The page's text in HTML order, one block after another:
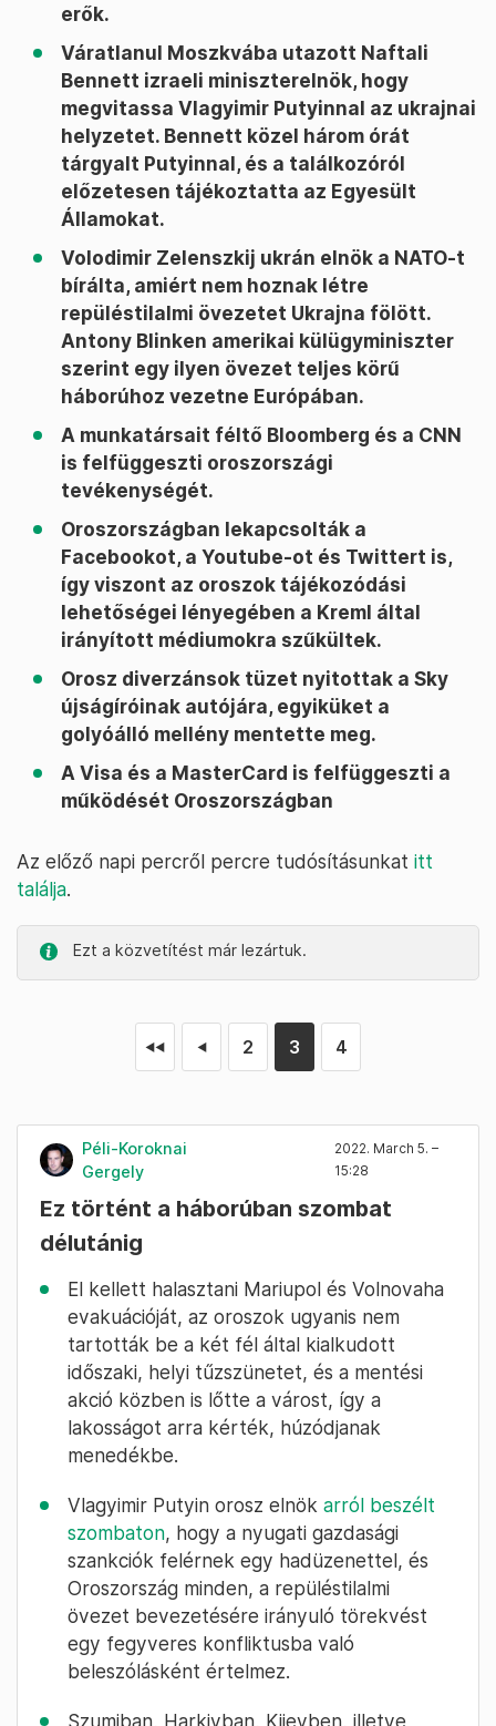
erők.
Váratlanul Moszkvába utazott Naftali
Bennett izraeli miniszterelnök, hogy
megvitassa Vlagyimir Putyinnal az ukrajnai
helyzetet. Bennett közel három órát
tárgyalt Putyinnal, és a találkozóról
előzetesen tájékoztatta az Egyesült
Államokat.
Volodimir Zelenszkij ukrán elnök a NATO-t
bírálta, amiért nem hoznak létre
repüléstilalmi övezetet Ukrajna fölött.
Antony Blinken amerikai külügyminiszter
szerint egy ilyen övezet teljes körű
háborúhoz vezetne Európában.
A munkatársait féltő Bloomberg és a CNN
is felfüggeszti oroszországi
tevékenységét.
Oroszországban lekapcsolták a
Facebookot, a Youtube-ot és Twittert is,
így viszont az oroszok tájékozódási
lehetőségei lényegében a Kreml által
irányított médiumokra szűkültek.
Orosz diverzánsok tüzet nyitottak a Sky
újságíróinak autójára, egyiküket a
golyóálló mellény mentette meg.
A Visa és a MasterCard is felfüggeszti a
működését Oroszországban
Az előző napi percről percre tudósításunkat itt
találja.
Ezt a közvetítést már lezártuk.
◄◄ ◄ 2 3 4
Péli-Koroknai
Gergely
2022. March 5. –
15:28
Ez történt a háborúban szombat
délutánig
El kellett halasztani Mariupol és Volnovaha
evakuációját, az oroszok ugyanis nem
tartották be a két fél által kialkudott
időszaki, helyi tűzszünetet, és a mentési
akció közben is lőtte a várost, így a
lakosságot arra kérték, húzódjanak
menedékbe.
Vlagyimir Putyin orosz elnök arról beszélt
szombaton, hogy a nyugati gazdasági
szankciók felérnek egy hadüzenettel, és
Oroszország minden, a repüléstilalmi
övezet bevezetésére irányuló törekvést
egy fegyveres konfliktusba való
beleszólásként értelmez.
Szumiban, Harkivban, Kijevben, illetve